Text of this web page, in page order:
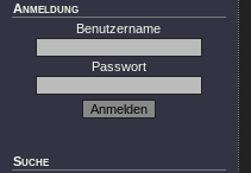
Anmeldung
Benutzername
Passwort
Suche